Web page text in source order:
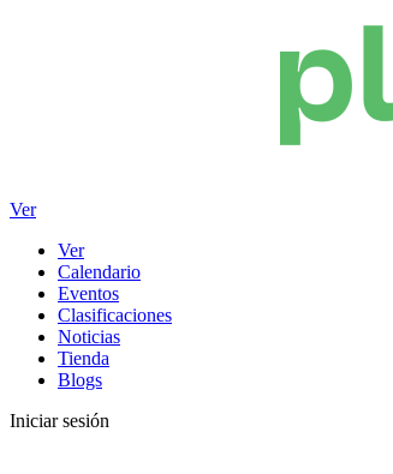
Ver
Ver
Calendario
Eventos
Clasificaciones
Noticias
Tienda
Blogs
Iniciar sesión